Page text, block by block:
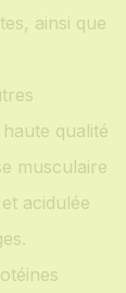
ainsi que
qualité
musculaire
acidulée